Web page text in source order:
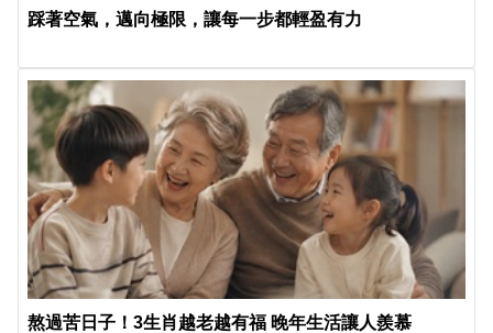
踩著空氣，邁向極限，讓每一步都輕盈有力
熬過苦日子！3生肖越老越有福 晚年生活讓人羨慕